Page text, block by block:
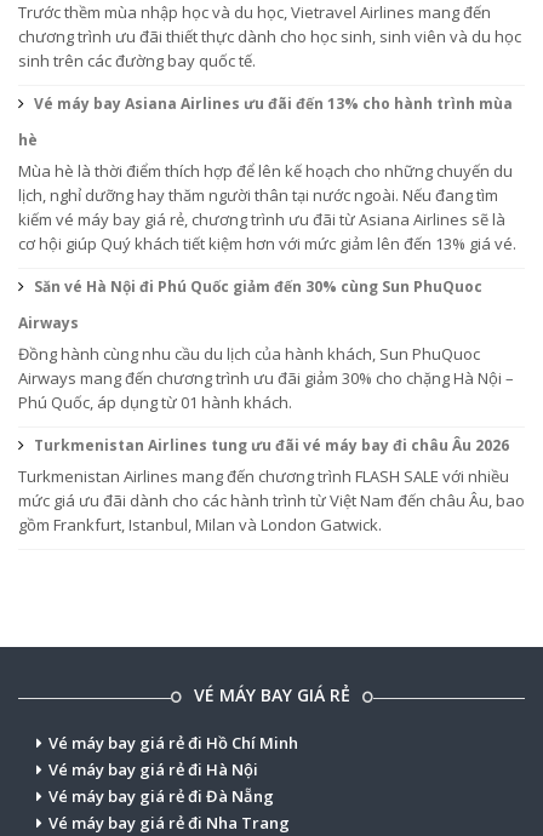
Trước thềm mùa nhập học và du học, Vietravel Airlines mang đến
chương trình ưu đãi thiết thực dành cho học sinh, sinh viên và du học
sinh trên các đường bay quốc tế.
Vé máy bay Asiana Airlines ưu đãi đến 13% cho hành trình mùa
hè
Mùa hè là thời điểm thích hợp để lên kế hoạch cho những chuyến du
lịch, nghỉ dưỡng hay thăm người thân tại nước ngoài. Nếu đang tìm
kiếm vé máy bay giá rẻ, chương trình ưu đãi từ Asiana Airlines sẽ là
cơ hội giúp Quý khách tiết kiệm hơn với mức giảm lên đến 13% giá vé.
Săn vé Hà Nội đi Phú Quốc giảm đến 30% cùng Sun PhuQuoc
Airways
Đồng hành cùng nhu cầu du lịch của hành khách, Sun PhuQuoc
Airways mang đến chương trình ưu đãi giảm 30% cho chặng Hà Nội –
Phú Quốc, áp dụng từ 01 hành khách.
Turkmenistan Airlines tung ưu đãi vé máy bay đi châu Âu 2026
Turkmenistan Airlines mang đến chương trình FLASH SALE với nhiều
mức giá ưu đãi dành cho các hành trình từ Việt Nam đến châu Âu, bao
gồm Frankfurt, Istanbul, Milan và London Gatwick.
VÉ MÁY BAY GIÁ RẺ
Vé máy bay giá rẻ đi Hồ Chí Minh
Vé máy bay giá rẻ đi Hà Nội
Vé máy bay giá rẻ đi Đà Nẵng
Vé máy bay giá rẻ đi Nha Trang